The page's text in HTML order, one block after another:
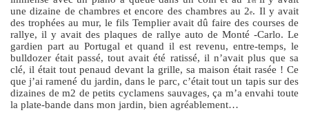
une dizaine de chambres et encore des chambres au 2e. Il y avait
des trophées au mur, le fils Templier avait dû faire des courses de
rallye, il y avait des plaques de rallye auto de Monté -Carlo. Le
gardien part au Portugal et quand il est revenu, entre-temps, le
bulldozer était passé, tout avait été ratissé, il n’avait plus que sa
clé, il était tout penaud devant la grille, sa maison était rasée ! Ce
que j’ai ramené du jardin, dans le parc, c’était tout un tapis sur des
dizaines de m2 de petits cyclamens sauvages, ça m’a envahi toute
la plate-bande dans mon jardin, bien agréablement…